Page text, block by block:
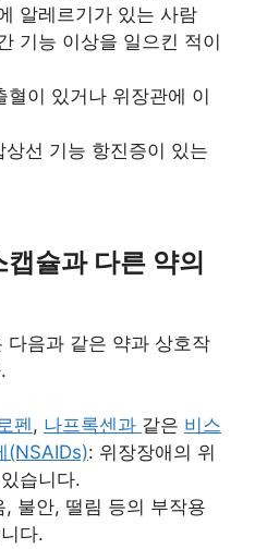
알레르기가 있는 사람
기능 이상을 일으킨 적이
혈이 있거나 위장관에 이
선 기능 항진증이 있는
슐과 다른 약의
다음과 같은 약과 상호작
펜, 나프록센과 같은 비스
(NSAIDs): 위장장애의 위
습니다.
불안, 떨림 등의 부작용
다.